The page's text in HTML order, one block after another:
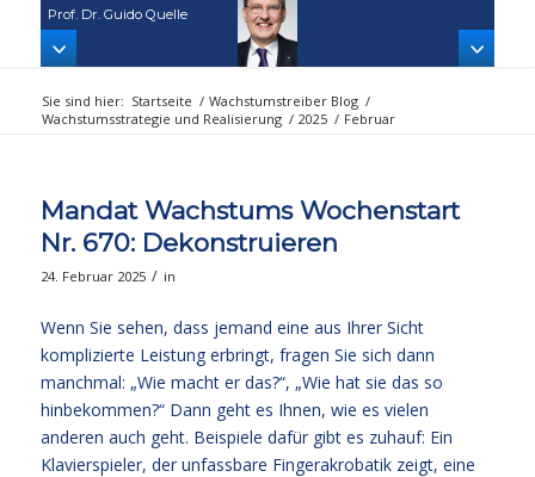
Prof. Dr. Guido Quelle
Sie sind hier: Startseite / Wachstumstreiber Blog /
Wachstumsstrategie und Realisierung / 2025 / Februar
Mandat Wachstums Wochenstart
Nr. 670: Dekonstruieren
24. Februar 2025 / in
Wenn Sie sehen, dass jemand eine aus Ihrer Sicht
komplizierte Leistung erbringt, fragen Sie sich dann
manchmal: „Wie macht er das?“, „Wie hat sie das so
hinbekommen?“ Dann geht es Ihnen, wie es vielen
anderen auch geht. Beispiele dafür gibt es zuhauf: Ein
Klavierspieler, der unfassbare Fingerakrobatik zeigt, eine